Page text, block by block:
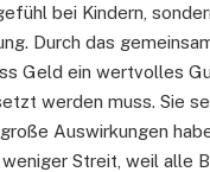
bei Kindern,
Durch das
Geld ein wertvolles
werden muss. Sie
Auswirkungen
Streit, weil alle